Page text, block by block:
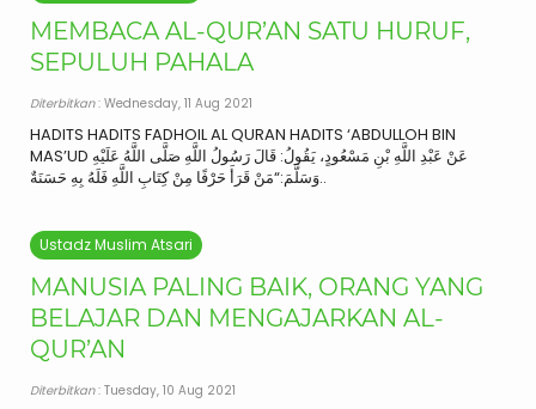
MEMBACA AL-QUR’AN SATU HURUF,
SEPULUH PAHALA
Diterbitkan: Wednesday, 11 Aug 2021
HADITS HADITS FADHOIL AL QURAN HADITS ‘ABDULLOH BIN
MAS’UD عَنْ عَبْدِ اللَّهِ بْنِ مَسْعُودٍ، يَقُولُ: قَالَ رَسُولُ اللَّهِ صَلَّى اللَّهُ عَلَيْهِ
وَسَلَّمَ:“مَنْ قَرَأَ حَرْفًا مِنْ كِتَابِ اللَّهِ فَلَهُ بِهِ حَسَنَةٌ..
Ustadz Muslim Atsari
MANUSIA PALING BAIK, ORANG YANG
BELAJAR DAN MENGAJARKAN AL-
QUR’AN
Diterbitkan: Tuesday, 10 Aug 2021